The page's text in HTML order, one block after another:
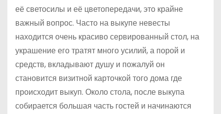
её светосилы и её цветопередачи, это крайне
важный вопрос. Часто на выкупе невесты
находится очень красиво сервированный стол, на
украшение его тратят много усилий, а порой и
средств, вкладывают душу и пожалуй он
становится визитной карточкой того дома где
происходит выкуп. Около стола, после выкупа
собирается большая часть гостей и начинаются